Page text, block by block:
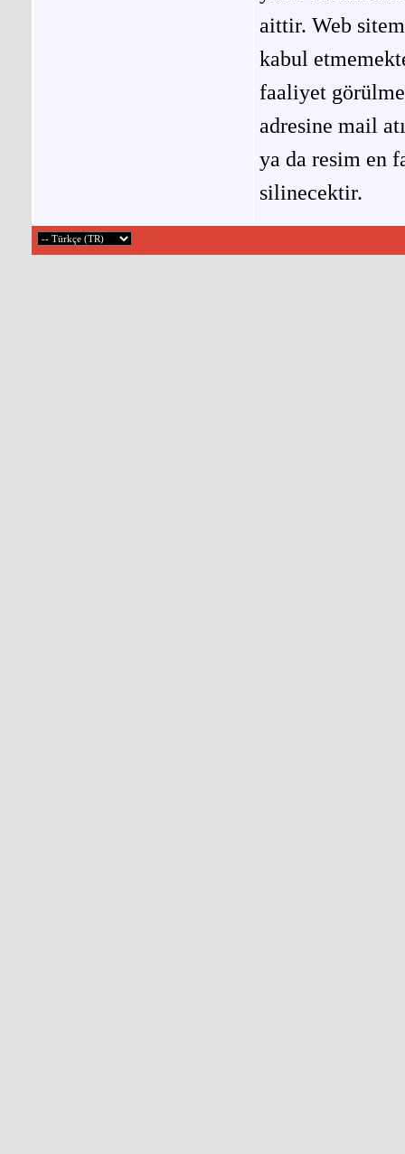
aittir. Web
kabul
faaliyet
adresine mail
ya da resim en
silinecektir.